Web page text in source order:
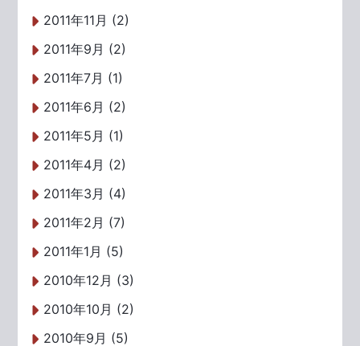
2011年11月 (2)
2011年9月 (2)
2011年7月 (1)
2011年6月 (2)
2011年5月 (1)
2011年4月 (2)
2011年3月 (4)
2011年2月 (7)
2011年1月 (5)
2010年12月 (3)
2010年10月 (2)
2010年9月 (5)